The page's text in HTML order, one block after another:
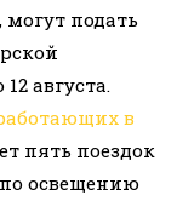
подать
августа.
в
пять поездок
освещению